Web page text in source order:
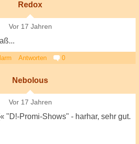
Redox
Vor 17 Jahren
Antworten 0
Nebolous
Vor 17 Jahren
"D!-Promi-Shows" - harhar, sehr gut.